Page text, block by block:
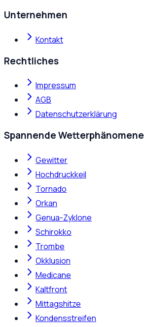
Unternehmen
Kontakt
Rechtliches
Impressum
AGB
Datenschutzerklärung
Spannende Wetterphänomene
Gewitter
Hochdruckkeil
Tornado
Orkan
Genua-Zyklone
Schirokko
Trombe
Okklusion
Medicane
Kaltfront
Mittagshitze
Kondensstreifen